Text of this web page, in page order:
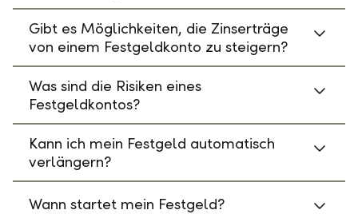
Gibt es Möglichkeiten, die Zinserträge
von einem Festgeldkonto zu steigern?
Was sind die Risiken eines
Festgeldkontos?
Kann ich mein Festgeld automatisch
verlängern?
Wann startet mein Festgeld?